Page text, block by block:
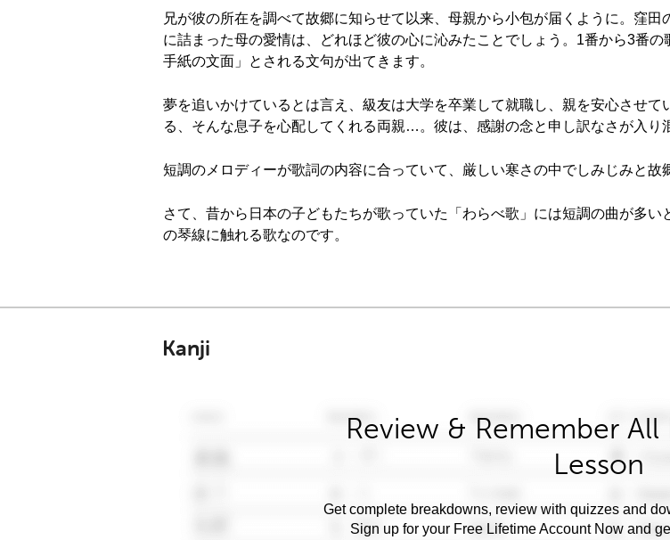
兄が彼の所在を調べて故郷に知らせて以来、母親から小包が届くように。窪
に詰まった母の愛情は、どれほど彼の心に沁みたことでしょう。1番から3番
手紙の文面」とされる文句が出てきます。
夢を追いかけているとは言え、級友は大学を卒業して就職し、親を安心させ
る、そんな息子を心配してくれる両親…。彼は、感謝の念と申し訳なさが入り
短調のメロディーが歌詞の内容に合っていて、厳しい寒さの中でしみじみと故
さて、昔から日本の子どもたちが歌っていた「わらべ歌」には短調の曲が多
の琴線に触れる歌なのです。
Kanji
Review & Remember
Lesson
Get complete breakdowns, review with quizzes and
Sign up for your Free Lifetime Account Now and